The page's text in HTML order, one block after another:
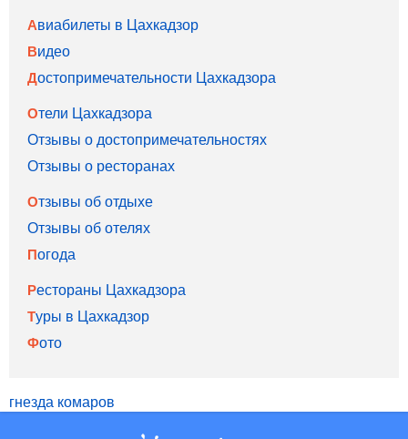
Авиабилеты в Цахкадзор
Видео
Достопримечательности Цахкадзора
Отели Цахкадзора
Отзывы о достопримечательностях
Отзывы о ресторанах
Отзывы об отдыхе
Отзывы об отелях
Погода
Рестораны Цахкадзора
Туры в Цахкадзор
Фото
гнезда комаров